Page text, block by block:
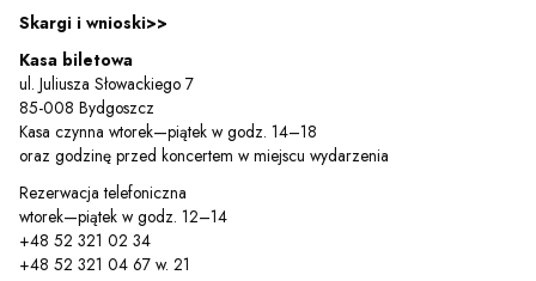
Skargi i wnioski>>
Kasa biletowa
ul. Juliusza Słowackiego 7
85-008 Bydgoszcz
Kasa czynna wtorek—piątek w godz. 14–18
oraz godzinę przed koncertem w miejscu wydarzenia
Rezerwacja telefoniczna
wtorek—piątek w godz. 12–14
+48 52 321 02 34
+48 52 321 04 67 w. 21